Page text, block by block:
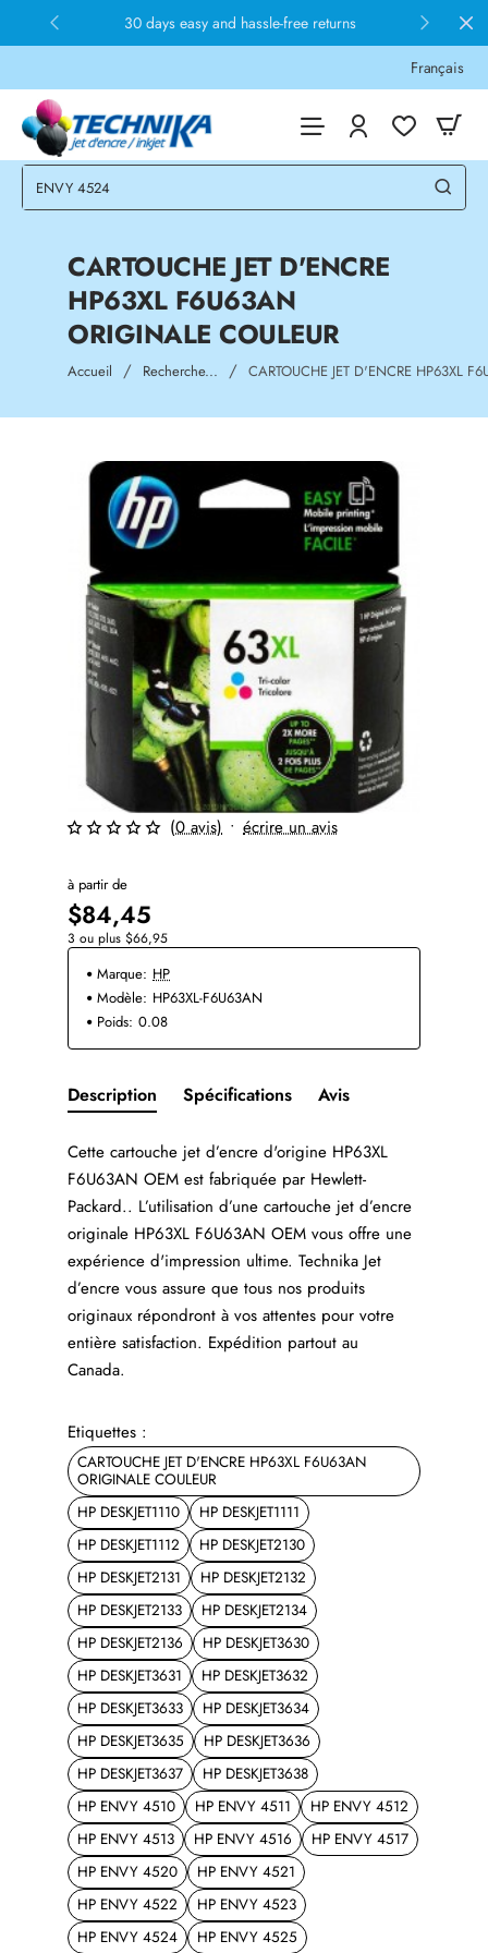
30 days easy and hassle-free returns
Français
CARTOUCHE JET D'ENCRE
HP63XL F6U63AN
ORIGINALE COULEUR
Accueil homeRecherche... CARTOUCHE JET D'ENCRE HP63XL
(0 avis) • écrire un avis
à partir de
$84,45
3 ou plus $66,95
Marque: HP
Modèle: HP63XL-F6U63AN
Poids: 0.08
Description Spécifications Avis
Cette cartouche jet d’encre d'origine HP63XL
F6U63AN OEM est fabriquée par Hewlett-
Packard.. L’utilisation d’une cartouche jet d’encre
originale HP63XL F6U63AN OEM vous offre une
expérience d'impression ultime. Technika Jet
d’encre vous assure que tous nos produits
originaux répondront à vos attentes pour votre
entière satisfaction. Expédition partout au
Canada.
Etiquettes :
CARTOUCHE JET D'ENCRE HP63XL F6U63AN
ORIGINALE COULEUR
HP DESKJET1110
HP DESKJET1111
HP DESKJET1112
HP DESKJET2130
HP DESKJET2131
HP DESKJET2132
HP DESKJET2133
HP DESKJET2134
HP DESKJET2136
HP DESKJET3630
HP DESKJET3631
HP DESKJET3632
HP DESKJET3633
HP DESKJET3634
HP DESKJET3635
HP DESKJET3636
HP DESKJET3637
HP DESKJET3638
HP ENVY 4510
HP ENVY 4511
HP ENVY 4512
HP ENVY 4513
HP ENVY 4516
HP ENVY 4517
HP ENVY 4520
HP ENVY 4521
HP ENVY 4522
HP ENVY 4523
HP ENVY 4524
HP ENVY 4525